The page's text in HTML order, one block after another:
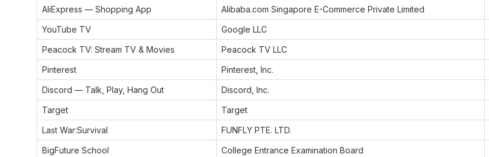
AliExpress — Shopping App
Alibaba.com Singapore E-Commerce Private Limited
YouTube TV
Google LLC
Peacock TV: Stream TV & Movies
Peacock TV LLC
Pinterest
Pinterest, Inc.
Discord — Talk, Play, Hang Out
Discord, Inc.
Target
Target
Last War:Survival
FUNFLY PTE. LTD.
BigFuture School
College Entrance Examination Board